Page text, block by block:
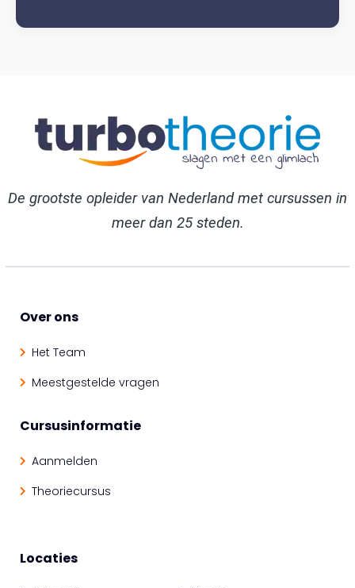
De grootste opleider van Nederland met cursussen in
meer dan 25 steden.
Over ons
Het Team
Meestgestelde vragen
Cursusinformatie
Aanmelden
Theoriecursus
Locaties